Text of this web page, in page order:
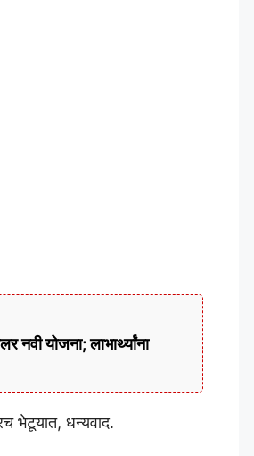
योजना; लाभार्थ्यांना
भेटूयात, धन्यवाद.